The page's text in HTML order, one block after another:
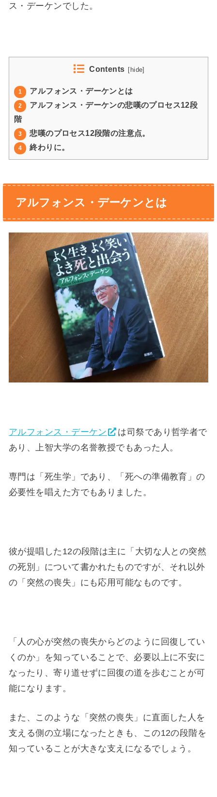
ス・デーケンでした。
Contents hide
1 アルフォンス・デーケンとは
2
アルフォンス・デーケンの悲嘆のプロセス12段
階
3 悲嘆のプロセス12段階の注意点。
4 終わりに。
アルフォンス・デーケンとは
アルフォンス・デーケン
は司祭であり哲学者で
あり、上智大学の名誉教授でもあった人。
専門は「死生学」であり、「死への準備教育」の
必要性を唱えた方でもありました。
彼が提唱した12の段階は主に「大切な人との突然
の死別」について書かれたものですが、それ以外
の「突然の喪失」にも応用可能なものです。
「人の心が突然の喪失からどのように回復してい
くのか」を知っていることで、必要以上に不安に
なったり、寄り道せずに回復の道を歩むことが可
能になります。
また、このような「突然の喪失」に直面した人を
支える側の立場になったときも、この12の段階を
知っていることが大きな支えになるでしょう。